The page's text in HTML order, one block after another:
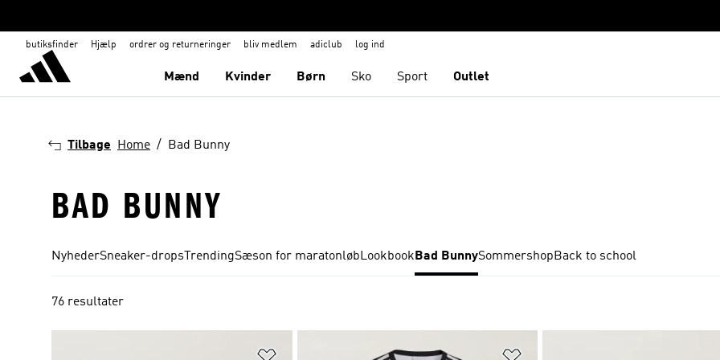
butiksfinder Hjælp ordrer og returneringer bliv medlem adiclub log ind
Mænd Kvinder Børn Sko Sport Outlet
Tilbage Home Bad Bunny
BAD BUNNY
NyhederSneaker-drops TrendingSæson for maratonløbLookbook Bad BunnySommershopBack to school
76 resultater